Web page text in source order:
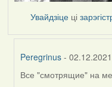
Увайдзіце ці
Peregrinus -
In
Все "смотрящие" на